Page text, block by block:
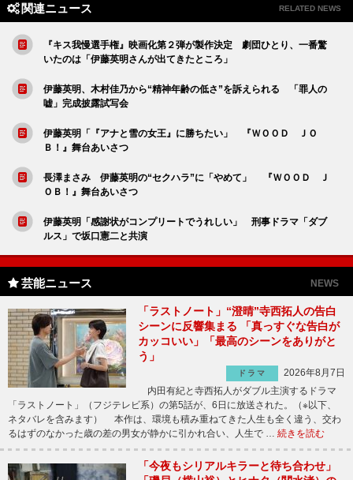
関連ニュース RELATED NEWS
『キス我慢選手権』映画化第２弾が製作決定 劇団ひとり、一番驚
いたのは「伊藤英明さんが出てきたところ」
伊藤英明、木村佳乃から“精神年齢の低さ”を訴えられる 「罪人の
嘘」完成披露試写会
伊藤英明「『アナと雪の女王』に勝ちたい」 『ＷＯＯＤ ＪＯ
Ｂ！』舞台あいさつ
長澤まさみ 伊藤英明の“セクハラ”に「やめて」 『ＷＯＯＤ Ｊ
ＯＢ！』舞台あいさつ
伊藤英明「感謝状がコンプリートでうれしい」 刑事ドラマ「ダブ
ルス」で坂口憲二と共演
芸能ニュース NEWS
「ラストノート」“澄晴”寺西拓人の告白
シーンに反響集まる 「真っすぐな告白が
カッコいい」「最高のシーンをありがと
う」
ドラマ
2026年8月7日
内田有紀と寺西拓人がダブル主演するドラマ
「ラストノート」（フジテレビ系）の第5話が、6日に放送された。（※以下、
ネタバレを含みます） 本作は、環境も積み重ねてきた人生も全く違う、交わ
るはずのなかった歳の差の男女が静かに引かれ合い、人生で … 続きを読む
「今夜もシリアルキラーと待ち合わせ」